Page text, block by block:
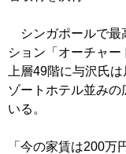
シンガポールで最
ション「オーチャ
上層49階に与沢氏
ゾートホテル並みの
いる。
「今の家賃は200万